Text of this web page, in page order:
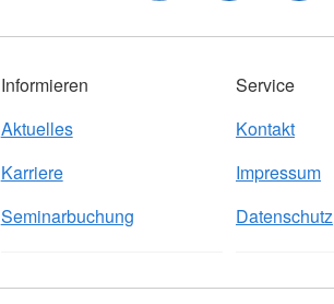
Informieren
Aktuelles
Karriere
Seminarbuchung
Service
Kontakt
Impressum
Datenschutz